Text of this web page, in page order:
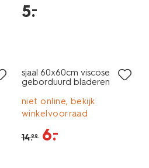
5.
–
sjaal 60x60cm viscose
geborduurd bladeren
niet online, bekijk
winkelvoorraad
14.99 6.
–